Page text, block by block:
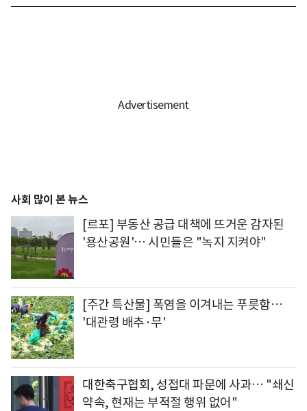
사회 많이 본 뉴스
[르포] 부동산 공급 대책에 뜨거운 감자된
'용산공원'… 시민들은 "녹지 지켜야"
[주간 특산물] 폭염을 이겨내는 푸릇함…
'대관령 배추·무'
대한축구협회, 성접대 파문에 사과… "쇄신
약속, 현재는 부적절 행위 없어"